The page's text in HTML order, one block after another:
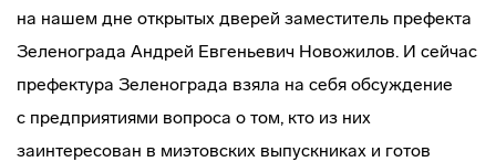
на нашем дне открытых дверей заместитель префекта
Зеленограда Андрей Евгеньевич Новожилов. И сейчас
префектура Зеленограда взяла на себя обсуждение
с предприятиями вопроса о том, кто из них
заинтересован в миэтовских выпускниках и готов